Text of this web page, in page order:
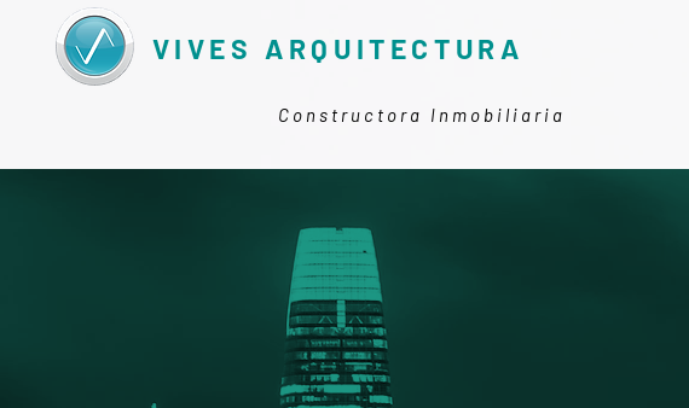
VIVES ARQUITECTURA
Constructora Inmobiliaria